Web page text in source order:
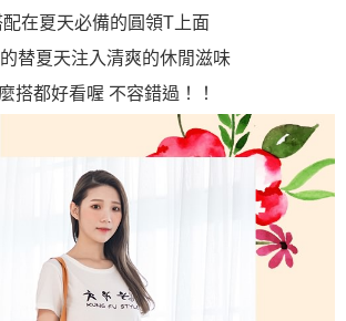
配在夏天必備的圓領T上面
替夏天注入清爽的休閒滋味
搭都好看喔 不容錯過！！